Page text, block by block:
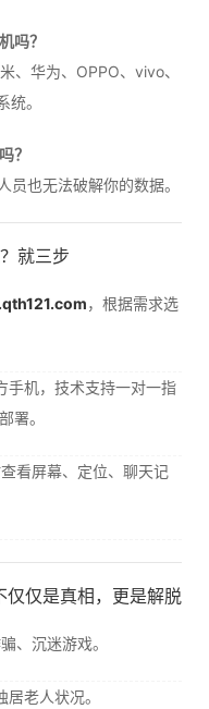
吗？
、华为、OPPO、vivo、
统。
？
也无法破解你的数据。
就三步
，根据需求选
手机，技术支持一对一指
署。
看屏幕、定位、聊天记
仅是真相，更是解脱
、沉迷游戏。
居老人状况。